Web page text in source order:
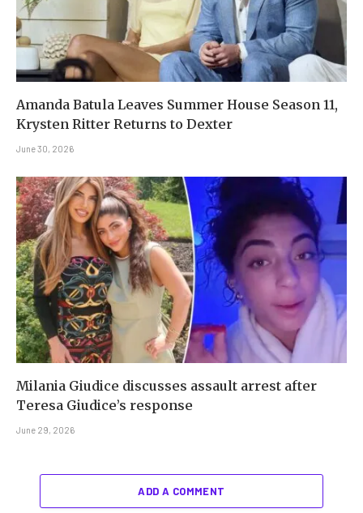
Amanda Batula Leaves Summer House Season 11,
Krysten Ritter Returns to Dexter
June 30, 2026
Milania Giudice discusses assault arrest after
Teresa Giudice’s response
June 29, 2026
ADD A COMMENT